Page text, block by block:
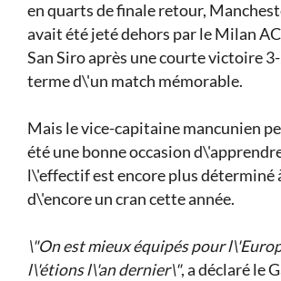
en quarts de finale retour,
avait été jeté dehors par le Milan
San Siro après une courte victoire
terme d\'un match mémorable.
Mais le vice-capitaine mancunien
été une bonne occasion
l\'effectif est encore plus déterminé
d\'encore un cran cette année.
\"On est mieux équipés pour
l\'étions l\'an dernier\", a déclaré le